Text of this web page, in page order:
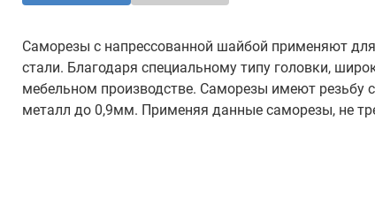
Саморезы с напрессованной шайбой применяют
стали. Благодаря специальному типу головки,
мебельном производстве. Саморезы имеют резьбу
металл до 0,9мм. Применяя данные саморезы, не